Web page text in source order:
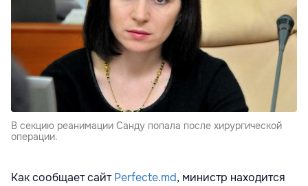
В секцию реанимации Санду попала после хирургической
операции.
Как сообщает сайтPerfecte.md, министр находится